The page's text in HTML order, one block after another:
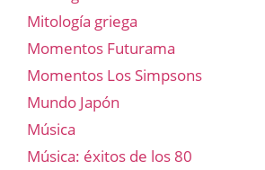
Mitología griega
Momentos Futurama
Momentos Los Simpsons
Mundo Japón
Música
Música: éxitos de los 80